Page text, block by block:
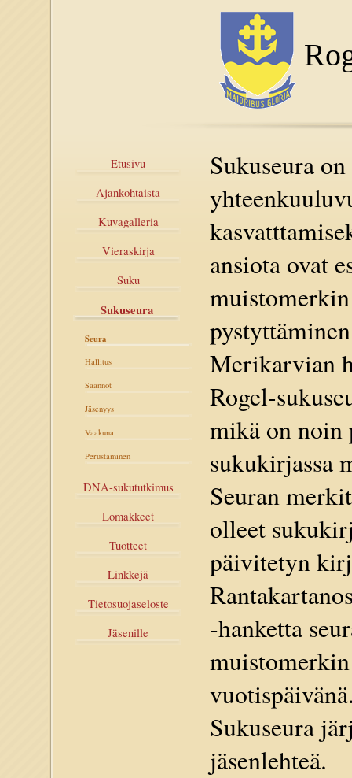
Etusivu
Ajankohtaista
Kuvagalleria
Vieraskirja
Suku
Sukuseura
Seura
Hallitus
Säännöt
Jäsenyys
Vaakuna
Perustaminen
DNA-sukututkimus
Lomakkeet
Tuotteet
Linkkejä
Tietosuojaseloste
Jäsenille
Sukuseura
ansiota ovat
Merikarvian
Rogel-
mikä on noin
sukukirjassa
Seuran
olleet
päivitetyn
‐hanketta
Sukuseura
jäsenlehteä.